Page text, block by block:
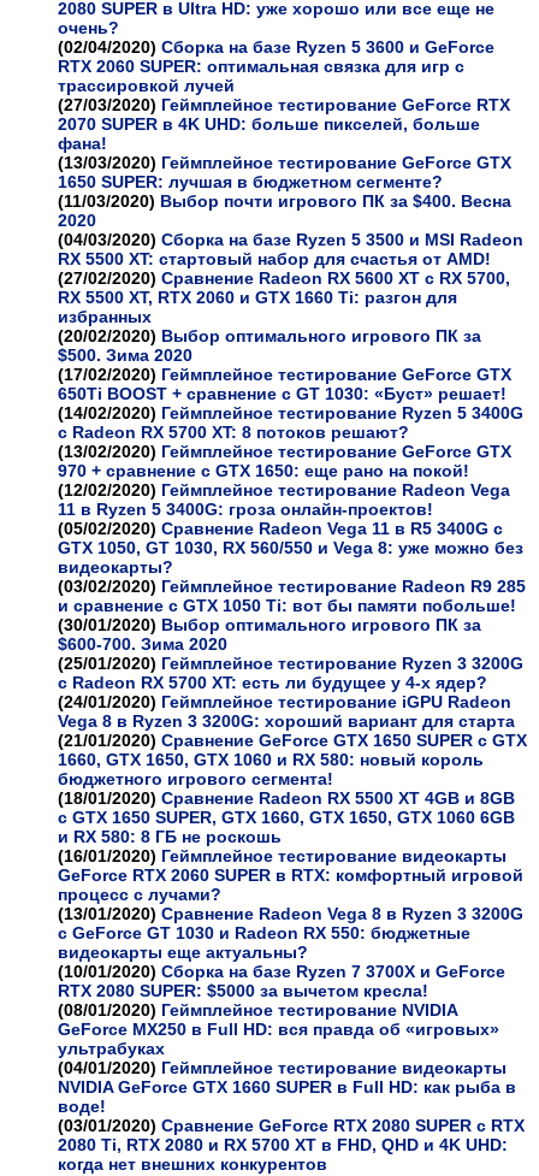
2080 SUPER в Ultra HD: уже хорошо или все еще не
очень?
(02/04/2020) Сборка на базе Ryzen 5 3600 и GeForce
RTX 2060 SUPER: оптимальная связка для игр с
трассировкой лучей
(27/03/2020) Геймплейное тестирование GeForce RTX
2070 SUPER в 4K UHD: больше пикселей, больше
фана!
(13/03/2020) Геймплейное тестирование GeForce GTX
1650 SUPER: лучшая в бюджетном сегменте?
(11/03/2020) Выбор почти игрового ПК за $400. Весна
2020
(04/03/2020) Сборка на базе Ryzen 5 3500 и MSI Radeon
RX 5500 XT: cтартовый набор для счастья от AMD!
(27/02/2020) Сравнение Radeon RX 5600 XT с RX 5700,
RX 5500 XT, RTX 2060 и GTX 1660 Ti: разгон для
избранных
(20/02/2020) Выбор оптимального игрового ПК за
$500. Зима 2020
(17/02/2020) Геймплейное тестирование GeForce GTX
650Ti BOOST + сравнение с GT 1030: «Буст» решает!
(14/02/2020) Геймплейное тестирование Ryzen 5 3400G
с Radeon RX 5700 XT: 8 потоков решают?
(13/02/2020) Геймплейное тестирование GeForce GTX
970 + сравнение с GTX 1650: еще рано на покой!
(12/02/2020) Геймплейное тестирование Radeon Vega
11 в Ryzen 5 3400G: гроза онлайн-проектов!
(05/02/2020) Сравнение Radeon Vega 11 в R5 3400G с
GTX 1050, GT 1030, RX 560/550 и Vega 8: уже можно без
видеокарты?
(03/02/2020) Геймплейное тестирование Radeon R9 285
и сравнение с GTX 1050 Ti: вот бы памяти побольше!
(30/01/2020) Выбор оптимального игрового ПК за
$600-700. Зима 2020
(25/01/2020) Геймплейное тестирование Ryzen 3 3200G
с Radeon RX 5700 XT: есть ли будущее у 4-х ядер?
(24/01/2020) Геймплейное тестирование iGPU Radeon
Vega 8 в Ryzen 3 3200G: хороший вариант для старта
(21/01/2020) Сравнение GeForce GTX 1650 SUPER с GTX
1660, GTX 1650, GTX 1060 и RX 580: новый король
бюджетного игрового сегмента!
(18/01/2020) Сравнение Radeon RX 5500 XT 4GB и 8GB
с GTX 1650 SUPER, GTX 1660, GTX 1650, GTX 1060 6GB
и RX 580: 8 ГБ не роскошь
(16/01/2020) Геймплейное тестирование видеокарты
GeForce RTX 2060 SUPER в RTX: комфортный игровой
процесс с лучами?
(13/01/2020) Сравнение Radeon Vega 8 в Ryzen 3 3200G
с GeForce GT 1030 и Radeon RX 550: бюджетные
видеокарты еще актуальны?
(10/01/2020) Сборка на базе Ryzen 7 3700X и GeForce
RTX 2080 SUPER: $5000 за вычетом кресла!
(08/01/2020) Геймплейное тестирование NVIDIA
GeForce MX250 в Full HD: вся правда об «игровых»
ультрабуках
(04/01/2020) Геймплейное тестирование видеокарты
NVIDIA GeForce GTX 1660 SUPER в Full HD: как рыба в
воде!
(03/01/2020) Сравнение GeForce RTX 2080 SUPER с RTX
2080 Ti, RTX 2080 и RX 5700 XT в FHD, QHD и 4K UHD:
когда нет внешних конкурентов